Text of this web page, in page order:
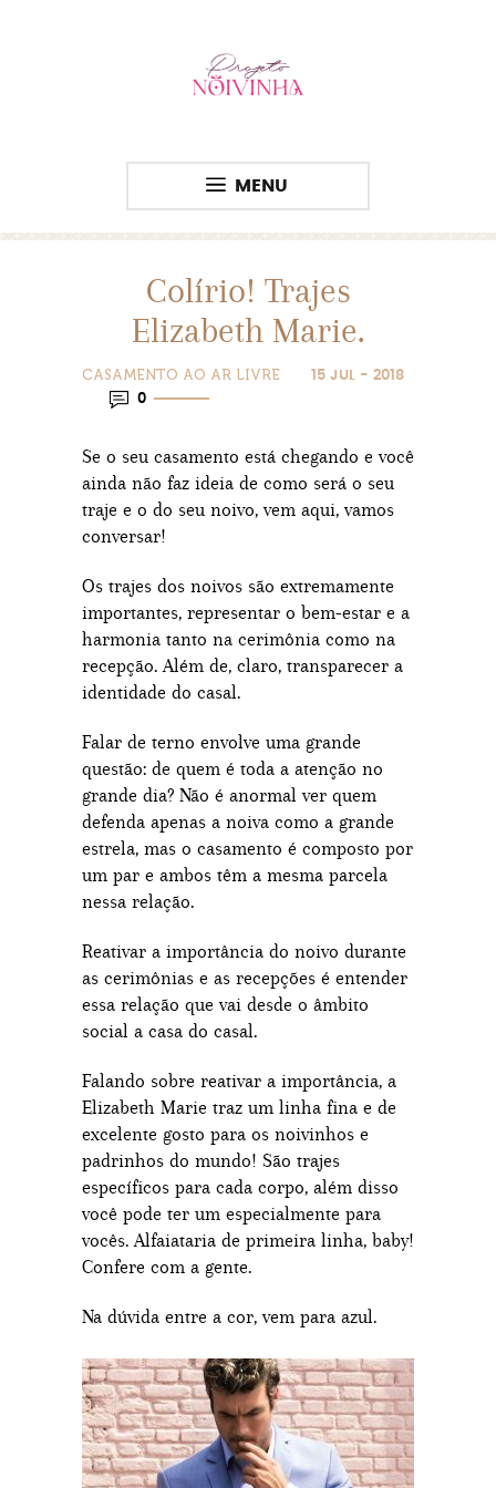
MENU
Colírio! Trajes
Elizabeth Marie.
CASAMENTO AO AR LIVRE
15 JUL - 2018
0
Se o seu casamento está chegando e você
ainda não faz ideia de como será o seu
traje e o do seu noivo, vem aqui, vamos
conversar!
Os trajes dos noivos são extremamente
importantes, representar o bem-estar e a
harmonia tanto na cerimônia como na
recepção. Além de, claro, transparecer a
identidade do casal.
Falar de terno envolve uma grande
questão: de quem é toda a atenção no
grande dia? Não é anormal ver quem
defenda apenas a noiva como a grande
estrela, mas o casamento é composto por
um par e ambos têm a mesma parcela
nessa relação.
Reativar a importância do noivo durante
as cerimônias e as recepções é entender
essa relação que vai desde o âmbito
social a casa do casal.
Falando sobre reativar a importância, a
Elizabeth Marie traz um linha fina e de
excelente gosto para os noivinhos e
padrinhos do mundo! São trajes
específicos para cada corpo, além disso
você pode ter um especialmente para
vocês. Alfaiataria de primeira linha, baby!
Confere com a gente.
Na dúvida entre a cor, vem para azul.